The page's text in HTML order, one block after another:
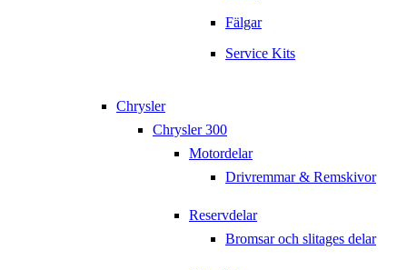
Fälgar
Service Kits
Chrysler
Chrysler 300
Motordelar
Drivremmar & Remskivor
Reservdelar
Bromsar och slitages delar